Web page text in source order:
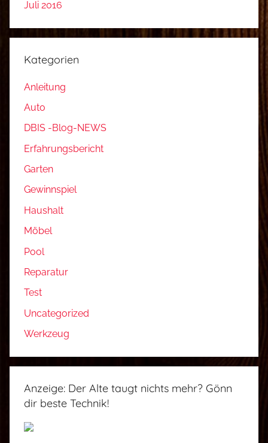
Juli 2016
Kategorien
Anleitung
Auto
DBIS -Blog-NEWS
Erfahrungsbericht
Garten
Gewinnspiel
Haushalt
Möbel
Pool
Reparatur
Test
Uncategorized
Werkzeug
Anzeige: Der Alte taugt nichts mehr? Gönn
dir beste Technik!